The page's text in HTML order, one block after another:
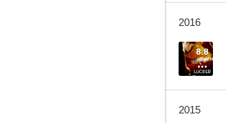
2016
8.8
2015